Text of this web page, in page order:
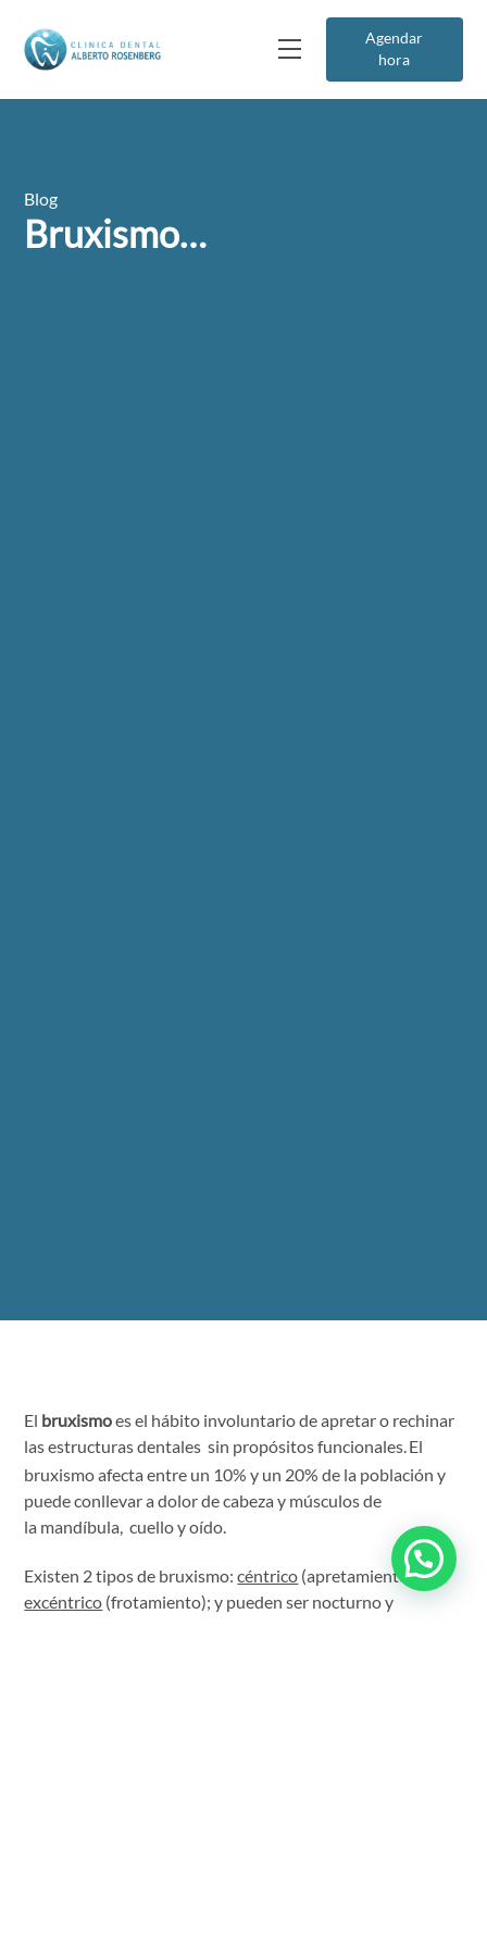
Agendar
hora
Blog
Bruxismo…
El bruxismoes el hábito involuntario de apretar o rechinar
las estructuras dentales sin propósitos funcionales.El
bruxismo afecta entre un 10% y un 20% de la población y
puede conllevar a dolor de cabeza y músculos de
la mandíbula, cuello y oído.
Existen 2 tipos de bruxismo:céntrico (apretamiento) y
excéntrico (frotamiento); y pueden ser nocturno y